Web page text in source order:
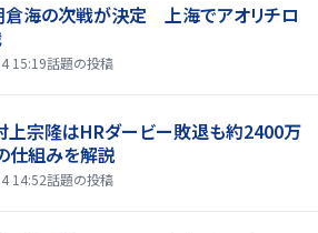
朝倉海の次戦が決定 上海でアオリチロ
15:19話題の投稿
上宗隆はHRダービー敗退も約2400万
仕組みを解説
14:52話題の投稿